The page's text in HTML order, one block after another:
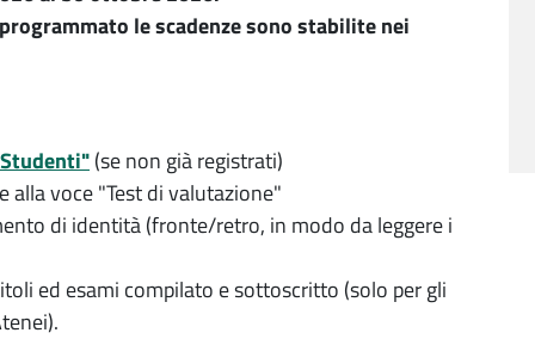
le scadenze sono stabilite nei
(se non già registrati)
voce "Test di valutazione"
di identità (fronte/retro, in modo da leggere i
ed esami compilato e sottoscritto (solo per gli